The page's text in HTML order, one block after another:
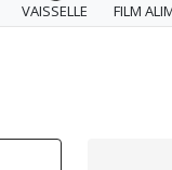
VAISSELLE FILM